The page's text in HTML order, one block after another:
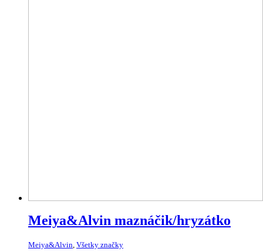
Meiya&Alvin maznáčik/hryzátko
Meiya&Alvin, Všetky značky